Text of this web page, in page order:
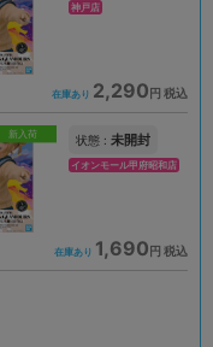
神戸店
在庫あり 2,290 円 税込
新入荷 状態 : 未開封
イオンモール甲府昭和店
在庫あり 1,690 円 税込